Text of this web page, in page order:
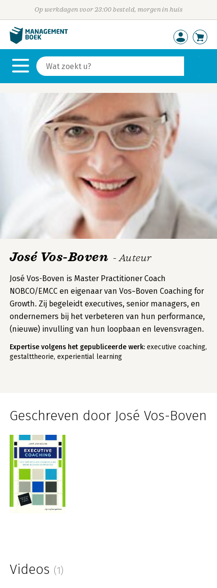
Op werkdagen voor 23:00 besteld, morgen in huis
José Vos-Boven - Auteur
José Vos-Boven is Master Practitioner Coach
NOBCO/EMCC en eigenaar van Vos~Boven Coaching for
Growth. Zij begeleidt executives, senior managers, en
ondernemers bij het verbeteren van hun performance,
(nieuwe) invulling van hun loopbaan en levensvragen.
Expertise volgens het gepubliceerde werk: executive coaching,
gestalttheorie, experiential learning
Geschreven door José Vos-Boven
Videos (1)